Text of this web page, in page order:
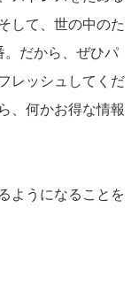
して、世の中のた
。だから、ぜひパ
レッシュしてくだ
、何かお得な情報
ようになることを